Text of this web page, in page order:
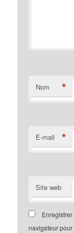
Nom *
E-mail *
Site web
navigateur